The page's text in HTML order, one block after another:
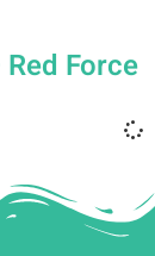
Red Force – רכבת הרים פרארי לנד ספרד